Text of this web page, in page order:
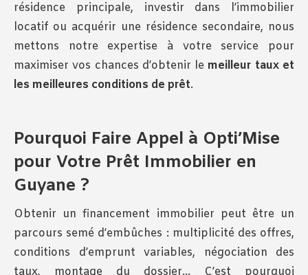
résidence principale, investir dans l’immobilier
locatif ou acquérir une résidence secondaire, nous
mettons notre expertise à votre service pour
maximiser vos chances d’obtenir lemeilleur taux et
les meilleures conditions de prêt.
Pourquoi Faire Appel à Opti’Mise
pour Votre Prêt Immobilier en
Guyane ?
Obtenir un financement immobilier peut être un
parcours semé d’embûches : multiplicité des offres,
conditions d’emprunt variables, négociation des
taux, montage du dossier… C’est pourquoi